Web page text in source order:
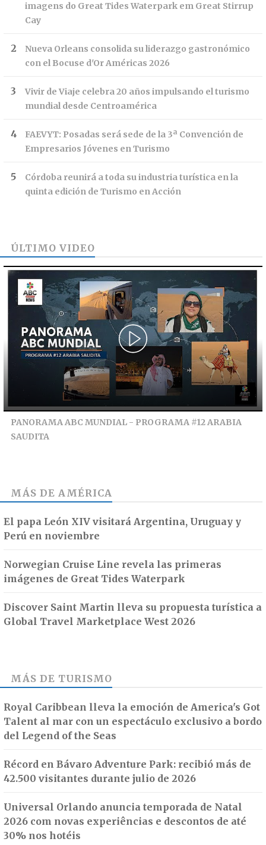
imagens do Great Tides Waterpark em Great Stirrup
Cay
Nueva Orleans consolida su liderazgo gastronómico
con el Bocuse d'Or Américas 2026
Vivir de Viaje celebra 20 años impulsando el turismo
mundial desde Centroamérica
FAEVYT: Posadas será sede de la 3ª Convención de
Empresarios Jóvenes en Turismo
Córdoba reunirá a toda su industria turística en la
quinta edición de Turismo en Acción
ÚLTIMO VIDEO
PANORAMA ABC MUNDIAL - PROGRAMA #12 ARABIA
SAUDITA
MÁS DE AMÉRICA
El papa León XIV visitará Argentina, Uruguay y
Perú en noviembre
Norwegian Cruise Line revela las primeras
imágenes de Great Tides Waterpark
Discover Saint Martin lleva su propuesta turística a
Global Travel Marketplace West 2026
MÁS DE TURISMO
Royal Caribbean lleva la emoción de America's Got
Talent al mar con un espectáculo exclusivo a bordo
del Legend of the Seas
Récord en Bávaro Adventure Park: recibió más de
42.500 visitantes durante julio de 2026
Universal Orlando anuncia temporada de Natal
2026 com novas experiências e descontos de até
30% nos hotéis